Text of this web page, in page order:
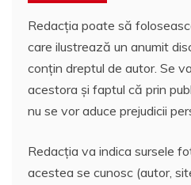
Redacția poate să
care ilustrează un anumit
conțin dreptul de autor. Se
acestora și faptul că prin
nu se vor aduce prejudicii
Redacția va indica sursele
acestea se cunosc (autor,